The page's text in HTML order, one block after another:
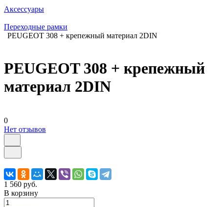
Аксессуары
Переходные рамки
PEUGEOT 308 + крепежный материал 2DIN
PEUGEOT 308 + крепежный
материал 2DIN
0
Нет отзывов
1 560 руб.
В корзину